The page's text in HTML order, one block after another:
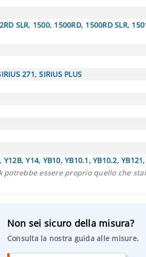
SLR, 1500, 1500RD, 1500RD SLR,
271,SIRIUS PLUS
, Y12B,Y14, YB10, YB10.1 , YB10.2, YB121,
potrebbe essere proprio quello che
Non sei sicuro della misura?
Consulta la nostra guida alle misure.